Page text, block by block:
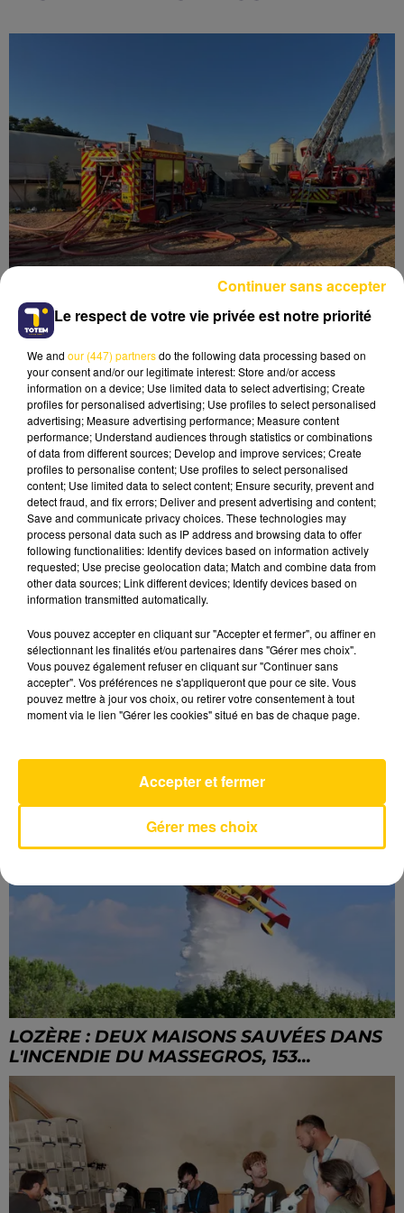
110 CHEVRETTES PÉRISSENT DANS UN
INCENDIE EN LOZÈRE
LENNY MARTINEZ RÉCIDIVE AU
CRITÉRIUM DE MARCOLÈS
LOZÈRE : DEUX MAISONS SAUVÉES DANS
L'INCENDIE DU MASSEGROS, 153...
Le respect de votre vie privée est notre priorité
We and our (447) partnersdo the following data processing based on
your consent and/or our legitimate interest: Store and/or access
information on a device; Use limited data to select advertising; Create
profiles for personalised advertising; Use profiles to select personalised
advertising; Measure advertising performance; Measure content
performance; Understand audiences through statistics or combinations
of data from different sources; Develop and improve services; Create
profiles to personalise content; Use profiles to select personalised
content; Use limited data to select content; Ensure security, prevent and
detect fraud, and fix errors; Deliver and present advertising and content;
Save and communicate privacy choices. These technologies may
process personal data such as IP address and browsing data to offer
following functionalities: Identify devices based on information actively
requested; Use precise geolocation data; Match and combine data from
other data sources; Link different devices; Identify devices based on
information transmitted automatically.
Vous pouvez accepter en cliquant sur "Accepter et fermer", ou affiner en
sélectionnant les finalités et/ou partenaires dans "Gérer mes choix".
Vous pouvez également refuser en cliquant sur "Continuer sans
accepter". Vos préférences ne s'appliqueront que pour ce site. Vous
pouvez mettre à jour vos choix, ou retirer votre consentement à tout
moment via le lien "Gérer les cookies" situé en bas de chaque page.
Gérer mes choix
Accepter et fermer
Continuer sans accepter